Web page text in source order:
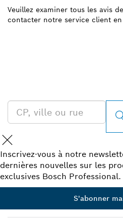
Veuillez examiner tous les avis
contacter notre service client
Inscrivez-vous à notre
dernières nouvelles sur les
exclusives Bosch Professional.
S'abonner